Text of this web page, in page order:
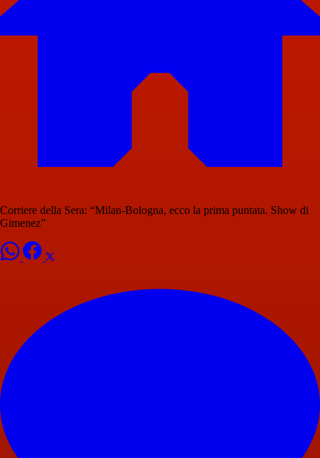
Corriere della Sera: “Milan-Bologna, ecco la prima puntata. Show di
Gimenez”